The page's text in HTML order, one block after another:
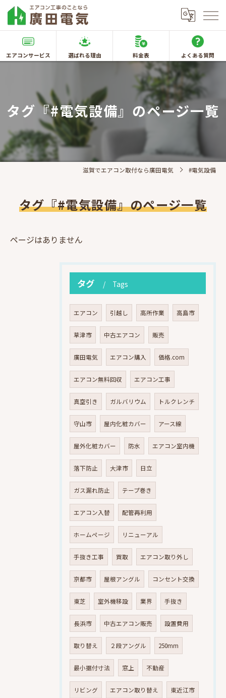
エアコンサービス 選ばれる理由 料金表 よくある質問
タグ『#電気設備』のページ一覧
滋賀でエアコン取付なら廣田電気 #電気設備
タグ『#電気設備』のページ一覧
ページはありません
タグ Tags
エアコン 引越し 高所作業 高島市
草津市 中古エアコン 販売
廣田電気 エアコン購入 価格.com
エアコン無料回収 エアコン工事
真空引き ガルバリウム トルクレンチ
守山市 屋内化粧カバー アース線
屋外化粧カバー 防水 エアコン室内機
落下防止 大津市 日立
ガス漏れ防止 テープ巻き
エアコン入替 配管再利用
ホームページ リニューアル
手抜き工事 買取 エアコン取り外し
京都市 屋根アングル コンセント交換
東芝 室外機移設 業界 手抜き
長浜市 中古エアコン販売 設置費用
取り替え ２段アングル 250mm
最小据付寸法 窓上 不動産
リビング エアコン取り替え 東近江市